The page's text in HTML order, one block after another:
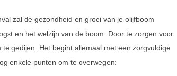
zal de gezondheid en groei van je olijfboom
en het welzijn van de boom. Door te zorgen voor
gedijen. Het begint allemaal met een zorgvuldige
enkele punten om te overwegen: